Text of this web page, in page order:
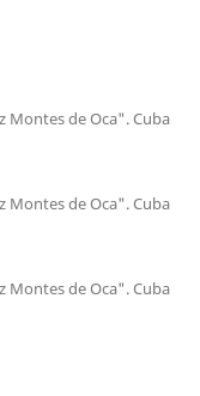
Montes de Oca". Cuba
Montes de Oca". Cuba
Montes de Oca". Cuba